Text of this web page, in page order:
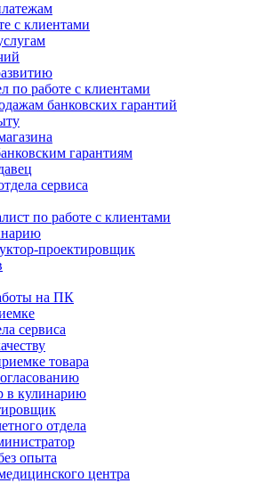
с клиентами
по работе с клиентами
банковских гарантий
гарантиям
сервиса
по работе с клиентами
проектировщик
на ПК
сервиса
товара
в кулинарию
отдела
опыта
центра